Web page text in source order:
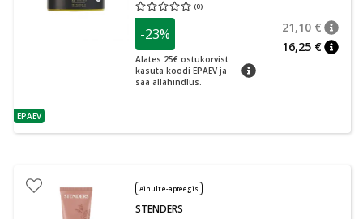
nõuanne
EPAEV
(0)
Keskmine hinnang 0.00
-23%
Alates 25€ ostukorvist
kasuta koodi EPAEV ja
saa allahindlus.
nõuanne
21,10 €
16,25 €
Ainult e-apteegis
STENDERS